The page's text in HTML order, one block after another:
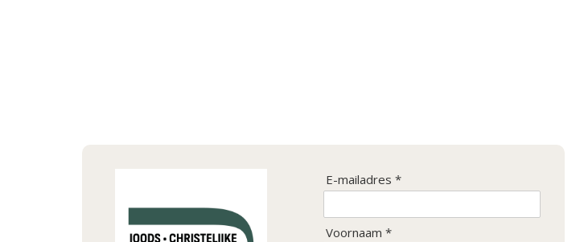
E-mailadres *
Voornaam *